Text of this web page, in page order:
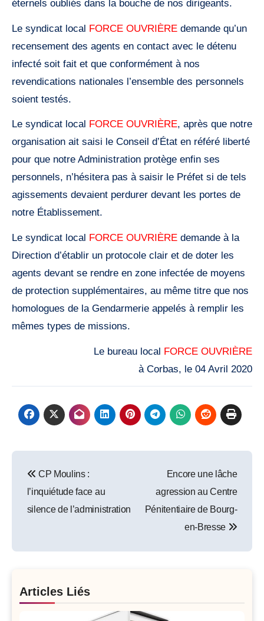
éternels oubliés dans la bouche de nos dirigeants.
Le syndicat local FORCE OUVRIÈRE demande qu’un
recensement des agents en contact avec le détenu
infecté soit fait et que conformément à nos
revendications nationales l’ensemble des personnels
soient testés.
Le syndicat local FORCE OUVRIÈRE, après que notre
organisation ait saisi le Conseil d’État en référé liberté
pour que notre Administration protège enfin ses
personnels, n’hésitera pas à saisir le Préfet si de tels
agissements devaient perdurer devant les portes de
notre Établissement.
Le syndicat local FORCE OUVRIÈRE demande à la
Direction d’établir un protocole clair et de doter les
agents devant se rendre en zone infectée de moyens
de protection supplémentaires, au même titre que nos
homologues de la Gendarmerie appelés à remplir les
mêmes types de missions.
Le bureau local FORCE OUVRIÈRE
à Corbas, le 04 Avril 2020
navigation
CP Moulins :
l’inquiétude face au
silence de l’administration
Encore une lâche
agression au Centre
Pénitentiaire de Bourg-
en-Bresse
Articles Liés